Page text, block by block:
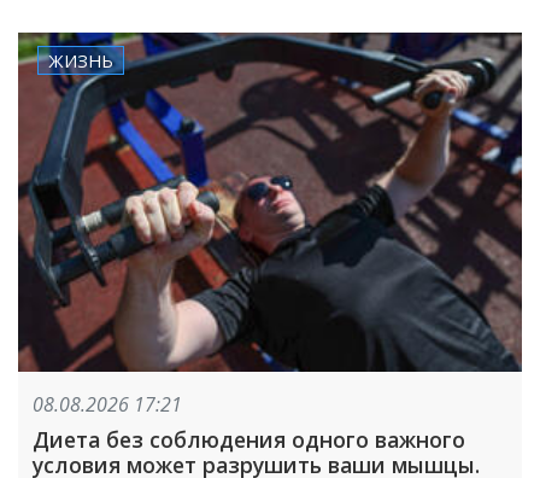
ЖИЗНЬ
08.08.2026 17:21
Диета без соблюдения одного важного
условия может разрушить ваши мышцы.